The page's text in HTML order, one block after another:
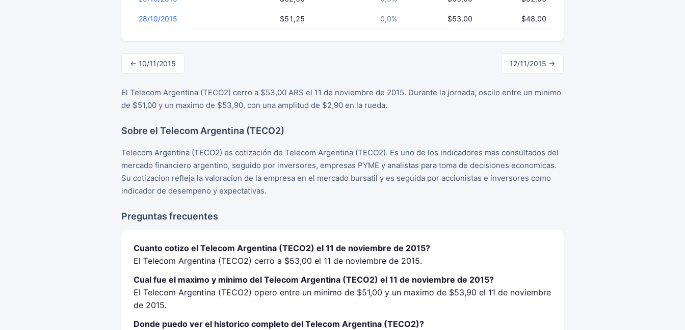
28/10/2015 $51,25 0,0% $53,00 $48,00
← 10/11/2015 12/11/2015 →
El Telecom Argentina (TECO2) cerro a $53,00 ARS el 11 de noviembre de 2015. Durante la jornada, oscilo entre un minimo
de $51,00 y un maximo de $53,90, con una amplitud de $2,90 en la rueda.
Sobre el Telecom Argentina (TECO2)
Telecom Argentina (TECO2) es cotización de Telecom Argentina (TECO2). Es uno de los indicadores mas consultados del
mercado financiero argentino, seguido por inversores, empresas PYME y analistas para toma de decisiones economicas.
Su cotizacion refleja la valoracion de la empresa en el mercado bursatil y es seguida por accionistas e inversores como
indicador de desempeno y expectativas.
Preguntas frecuentes
Cuanto cotizo el Telecom Argentina (TECO2) el 11 de noviembre de 2015?
El Telecom Argentina (TECO2) cerro a $53,00 el 11 de noviembre de 2015.
Cual fue el maximo y minimo del Telecom Argentina (TECO2) el 11 de noviembre de 2015?
El Telecom Argentina (TECO2) opero entre un minimo de $51,00 y un maximo de $53,90 el 11 de noviembre
de 2015.
Donde puedo ver el historico completo del Telecom Argentina (TECO2)?